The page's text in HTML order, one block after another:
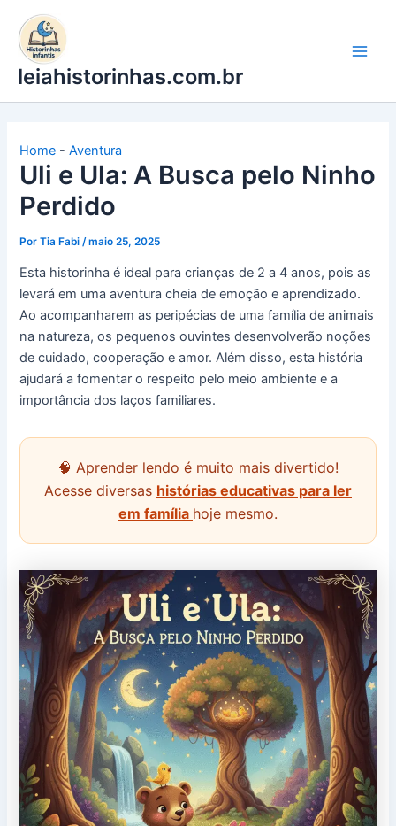
para
conteúdo
leiahistorinhas.com.br
Home -Aventura
Uli e Ula: A Busca pelo Ninho
Perdido
PorTia Fabi/maio 25, 2025
Esta historinha é ideal para crianças de 2 a 4 anos, pois as
levará em uma aventura cheia de emoção e aprendizado.
Ao acompanharem as peripécias de uma família de animais
na natureza, os pequenos ouvintes desenvolverão noções
de cuidado, cooperação e amor. Além disso, esta história
ajudará a fomentar o respeito pelo meio ambiente e a
importância dos laços familiares.
🧠 Aprender lendo é muito mais divertido!
Acesse diversas histórias educativas para ler
em família hoje mesmo.